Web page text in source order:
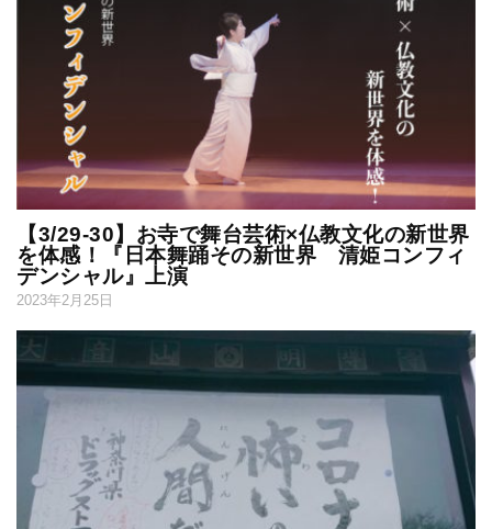
【3/29-30】お寺で舞台芸術×仏教文化の新世界
を体感！『日本舞踊その新世界 清姫コンフィ
デンシャル』上演
2023年2月25日